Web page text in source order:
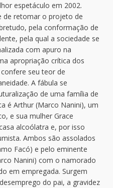
espetáculo em 2002.
de retomar o projeto de
pela conformação de
pela qual a sociedade se
com apuro na
apropriação crítica dos
seu teor de
A fábula se
de uma família de
é Arthur (Marco Nanini), um
e sua mulher Grace
alcoólatra e, por isso
Ambos são assolados
Facó) e pelo eminente
Nanini) com o namorado
em empregada. Surgem
do pai, a gravidez